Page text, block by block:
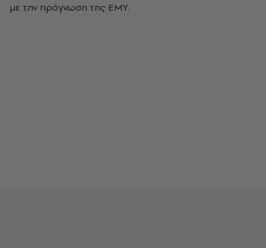
με την πρόγνωση της ΕΜΥ.